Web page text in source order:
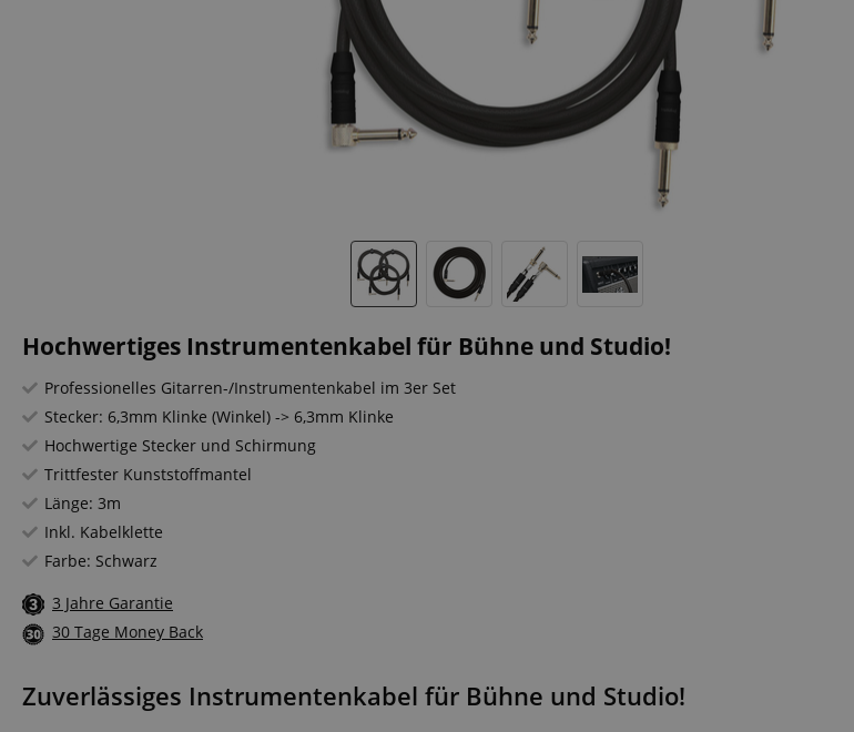
Hochwertiges Instrumentenkabel für Bühne und Studio!
Professionelles Gitarren-/Instrumentenkabel im 3er Set
Stecker: 6,3mm Klinke (Winkel) -> 6,3mm Klinke
Hochwertige Stecker und Schirmung
Trittfester Kunststoffmantel
Länge: 3m
Inkl. Kabelklette
Farbe: Schwarz
3 Jahre Garantie
30 Tage Money Back
Zuverlässiges Instrumentenkabel für Bühne und Studio!